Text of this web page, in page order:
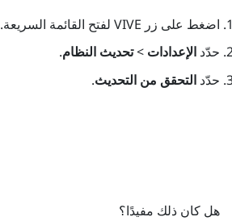
اضغط على زر VIVE لفتح القائمة السريعة.
حدّد الإعدادات >تحديث النظام.
حدّد التحقق من التحديث.
هل كان ذلك مفيدًا؟